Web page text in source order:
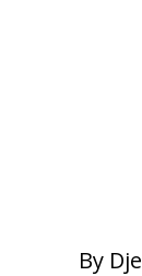
By